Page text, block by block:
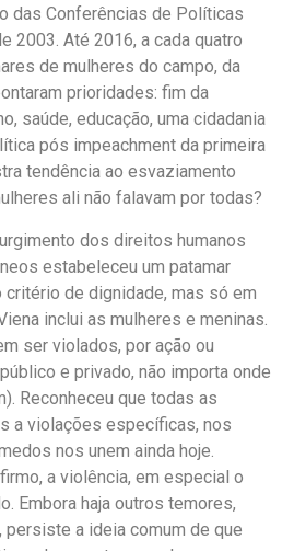
das Conferências de Políticas
2003. Até 2016, a cada quatro
de mulheres do campo, da
prioridades: fim da
saúde, educação, uma cidadania
pós impeachment da primeira
tendência ao esvaziamento
ali não falavam por todas?
dos direitos humanos
estabeleceu um patamar
de dignidade, mas só em
inclui as mulheres e meninas.
ser violados, por ação ou
e privado, não importa onde
Reconheceu que todas as
a violações específicas, nos
nos unem ainda hoje.
a violência, em especial o
Embora haja outros temores,
persiste a ideia comum de que